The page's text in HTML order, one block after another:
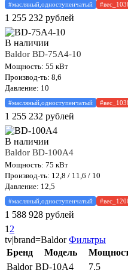
#масляный,одноступенчатый
1 255 232 рублей
В наличии
Baldor BD-75A4-10
Мощность: 55 кВт
Производ-ть: 8,6
Давление: 10
#масляный,одноступенчатый
1 255 232 рублей
В наличии
Baldor BD-100A4
Мощность: 75 кВт
Производ-ть: 12,8 / 11,6 / 10
Давление: 12,5
#масляный,одноступенчатый
1 588 928 рублей
1 2
tv|brand=BaldorФильтры
Бренд
Модель
Baldor BD-10A4 7.5